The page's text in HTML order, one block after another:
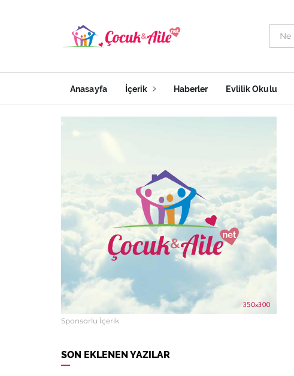
Anasayfa İçerik Haberler Evlilik Okulu
Sponsorlu İçerik
SON EKLENEN YAZILAR